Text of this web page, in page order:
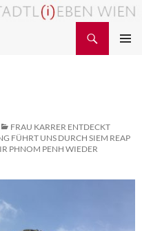
FRAU KARRER ENTDECKT
FÜHRT UNS DURCH SIEM REAP
PHNOM PENH WIEDER